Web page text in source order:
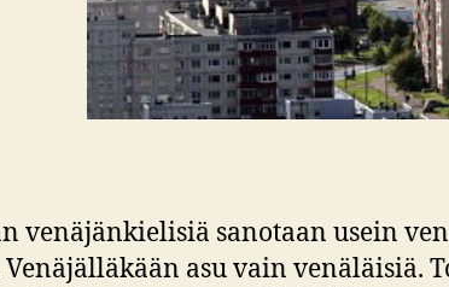
venäjänkielisiä sanotaan usein
Venäjälläkään asu vain venäläisiä.